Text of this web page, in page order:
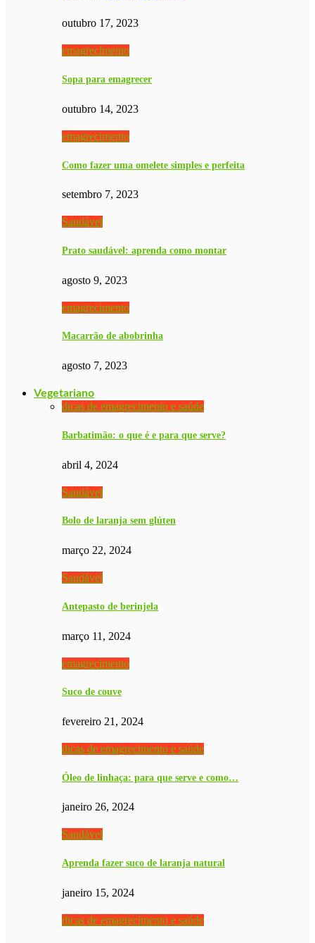
outubro 17, 2023
emagrecimento
Sopa para emagrecer
outubro 14, 2023
emagrecimento
Como fazer uma omelete simples e perfeita
setembro 7, 2023
Saudável
Prato saudável: aprenda como montar
agosto 9, 2023
emagrecimento
Macarrão de abobrinha
agosto 7, 2023
Vegetariano
dicas de emagrecimento e saúde
Barbatimão: o que é e para que serve?
abril 4, 2024
Saudável
Bolo de laranja sem glúten
março 22, 2024
Saudável
Antepasto de berinjela
março 11, 2024
emagrecimento
Suco de couve
fevereiro 21, 2024
dicas de emagrecimento e saúde
Óleo de linhaça: para que serve e como…
janeiro 26, 2024
Saudável
Aprenda fazer suco de laranja natural
janeiro 15, 2024
dicas de emagrecimento e saúde